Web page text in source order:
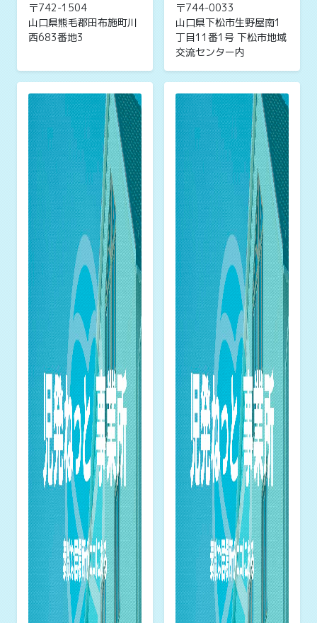
〒742-1504
山口県熊毛郡田布施町川
西683番地3
〒744-0033
山口県下松市生野屋南1
丁目11番1号 下松市地域
交流センター内